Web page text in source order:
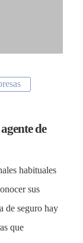
de
habituales
sus
de seguro hay
que